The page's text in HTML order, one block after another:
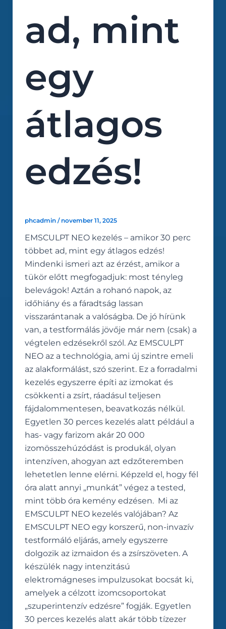
ad, mint
egy
átlagos
edzés!
phcadmin / november 11, 2025
EMSCULPT NEO kezelés – amikor 30 perc
többet ad, mint egy átlagos edzés!
Mindenki ismeri azt az érzést, amikor a
tükör előtt megfogadjuk: most tényleg
belevágok! Aztán a rohanó napok, az
időhiány és a fáradtság lassan
visszarántanak a valóságba. De jó hírünk
van, a testformálás jövője már nem (csak) a
végtelen edzésekről szól. Az EMSCULPT
NEO az a technológia, ami új szintre emeli
az alakformálást, szó szerint. Ez a forradalmi
kezelés egyszerre építi az izmokat és
csökkenti a zsírt, ráadásul teljesen
fájdalommentesen, beavatkozás nélkül.
Egyetlen 30 perces kezelés alatt például a
has- vagy farizom akár 20 000
izomösszehúzódást is produkál, olyan
intenzíven, ahogyan azt edzőteremben
lehetetlen lenne elérni. Képzeld el, hogy fél
óra alatt annyi „munkát” végez a tested,
mint több óra kemény edzésen. Mi az
EMSCULPT NEO kezelés valójában? Az
EMSCULPT NEO egy korszerű, non-invazív
testformáló eljárás, amely egyszerre
dolgozik az izmaidon és a zsírszöveten. A
készülék nagy intenzitású
elektromágneses impulzusokat bocsát ki,
amelyek a célzott izomcsoportokat
„szuperintenzív edzésre” fogják. Egyetlen
30 perces kezelés alatt akár több tízezer